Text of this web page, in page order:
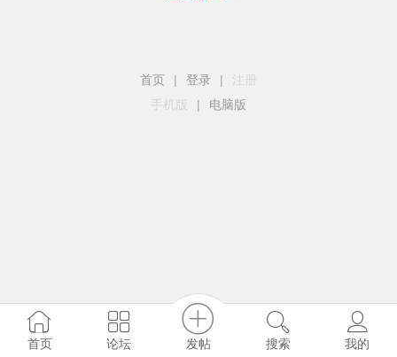
首页 | 登录 |
手机版
| 电脑版
首页 论坛 发帖 搜索 我的